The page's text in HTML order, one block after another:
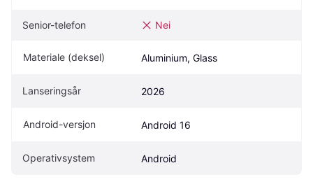
Senior-telefon Nei
Materiale (deksel) Aluminium, Glass
Lanseringsår 2026
Android-versjon Android 16
Operativsystem Android